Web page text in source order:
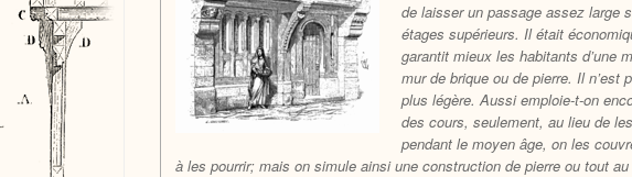
de laisser un passage assez large
étages supérieurs. Il était
garantit mieux les habitants d’une
mur de brique ou de pierre. Il
plus légère. Aussi emploie-t-on
des cours, seulement, au lieu de
pendant le moyen âge, on les
à les pourrir; mais on simule ainsi une construction de pierre ou tout